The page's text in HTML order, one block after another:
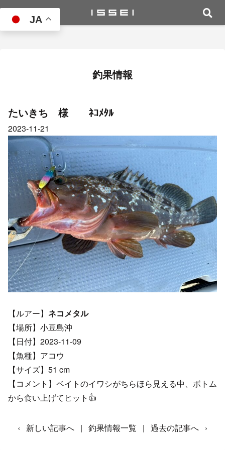
JA
釣果情報
たいきち 様 ﾈｺﾒﾀﾙ
2023-11-21
【ルアー】 ネコメタル
【場所】小豆島沖
【日付】2023-11-09
【魚種】アコウ
【サイズ】51 cm
【コメント】ベイトのイワシがちらほら見える中、ボトム
から食い上げてヒット👍
‹ 新しい記事へ | 釣果情報一覧 | 過去の記事へ ›